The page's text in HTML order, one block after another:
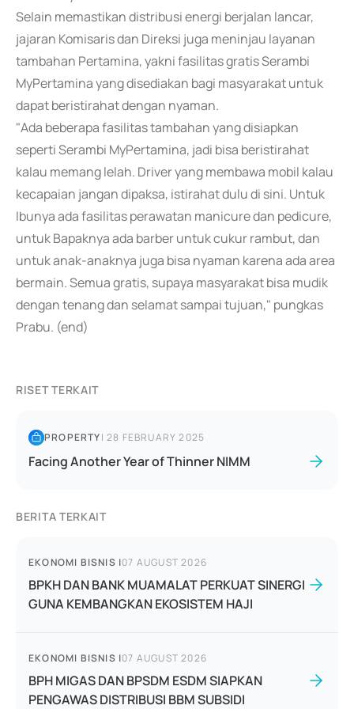
Selain memastikan distribusi energi berjalan lancar,
jajaran Komisaris dan Direksi juga meninjau layanan
tambahan Pertamina, yakni fasilitas gratis Serambi
MyPertamina yang disediakan bagi masyarakat untuk
dapat beristirahat dengan nyaman.
"Ada beberapa fasilitas tambahan yang disiapkan
seperti Serambi MyPertamina, jadi bisa beristirahat
kalau memang lelah. Driver yang membawa mobil kalau
kecapaian jangan dipaksa, istirahat dulu di sini. Untuk
Ibunya ada fasilitas perawatan manicure dan pedicure,
untuk Bapaknya ada barber untuk cukur rambut, dan
untuk anak-anaknya juga bisa nyaman karena ada area
bermain. Semua gratis, supaya masyarakat bisa mudik
dengan tenang dan selamat sampai tujuan," pungkas
Prabu. (end)
RISET TERKAIT
PROPERTY|28 FEBRUARY 2025
Facing Another Year of Thinner NIMM
BERITA TERKAIT
EKONOMI BISNIS |07 AUGUST 2026
BPKH DAN BANK MUAMALAT PERKUAT SINERGI
GUNA KEMBANGKAN EKOSISTEM HAJI
EKONOMI BISNIS |07 AUGUST 2026
BPH MIGAS DAN BPSDM ESDM SIAPKAN
PENGAWAS DISTRIBUSI BBM SUBSIDI